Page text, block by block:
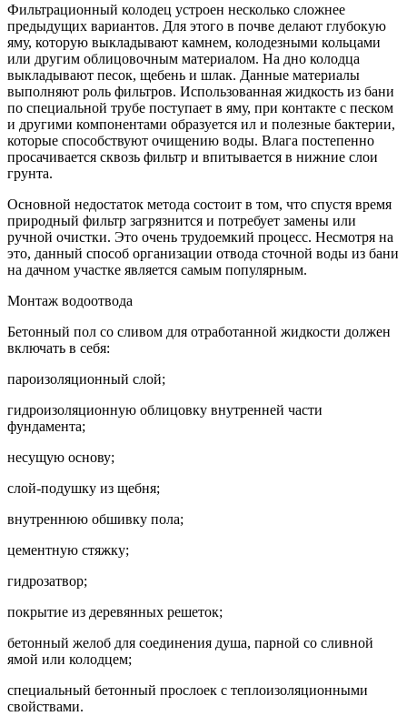
Фильтрационный колодец устроен несколько сложнее
предыдущих вариантов. Для этого в почве делают глубокую
яму, которую выкладывают камнем, колодезными кольцами
или другим облицовочным материалом. На дно колодца
выкладывают песок, щебень и шлак. Данные материалы
выполняют роль фильтров. Использованная жидкость из бани
по специальной трубе поступает в яму, при контакте с песком
и другими компонентами образуется ил и полезные бактерии,
которые способствуют очищению воды. Влага постепенно
просачивается сквозь фильтр и впитывается в нижние слои
грунта.
Основной недостаток метода состоит в том, что спустя время
природный фильтр загрязнится и потребует замены или
ручной очистки. Это очень трудоемкий процесс. Несмотря на
это, данный способ организации отвода сточной воды из бани
на дачном участке является самым популярным.
Монтаж водоотвода
Бетонный пол со сливом для отработанной жидкости должен
включать в себя:
пароизоляционный слой;
гидроизоляционную облицовку внутренней части
фундамента;
несущую основу;
слой-подушку из щебня;
внутреннюю обшивку пола;
цементную стяжку;
гидрозатвор;
покрытие из деревянных решеток;
бетонный желоб для соединения душа, парной со сливной
ямой или колодцем;
специальный бетонный прослоек с теплоизоляционными
свойствами.